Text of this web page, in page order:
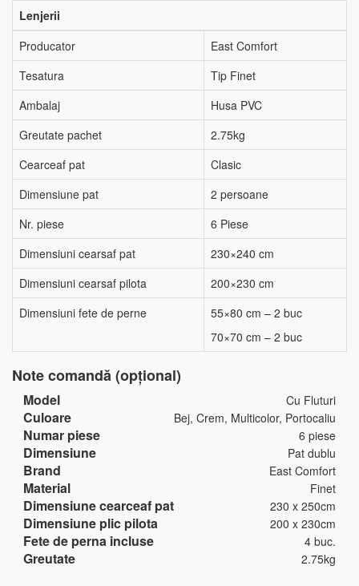
Lenjerii
Producator
East Comfort
Tesatura
Tip Finet
Ambalaj
Husa PVC
Greutate pachet
2.75kg
Cearceaf pat
Clasic
Dimensiune pat
2 persoane
Nr. piese
6 Piese
Dimensiuni cearsaf pat
230×240 cm
Dimensiuni cearsaf pilota
200×230 cm
Dimensiuni fete de perne
55×80 cm – 2 buc
70×70 cm – 2 buc
Note comandă (opțional)
Model Cu Fluturi
Culoare Bej, Crem, Multicolor, Portocaliu
Numar piese 6 piese
Dimensiune Pat dublu
Brand East Comfort
Material Finet
Dimensiune cearceaf pat 230 x 250cm
Dimensiune plic pilota 200 x 230cm
Fete de perna incluse 4 buc.
Greutate 2.75kg